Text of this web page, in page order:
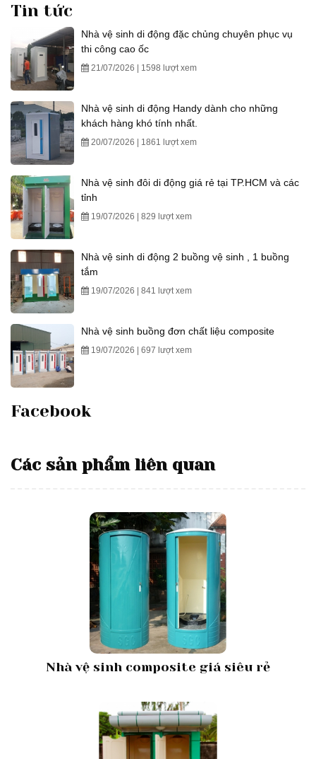
Tin tức
Nhà vệ sinh di động đặc chủng chuyên phục vụ
thi công cao ốc
21/07/2026 | 1598 lượt xem
Nhà vệ sinh di động Handy dành cho những
khách hàng khó tính nhất.
20/07/2026 | 1861 lượt xem
Nhà vệ sinh đôi di động giá rẻ tại TP.HCM và các
tỉnh
19/07/2026 | 829 lượt xem
Nhà vệ sinh di động 2 buồng vệ sinh , 1 buồng
tắm
19/07/2026 | 841 lượt xem
Nhà vệ sinh buồng đơn chất liệu composite
19/07/2026 | 697 lượt xem
Facebook
Các sản phẩm liên quan
Nhà vệ sinh composite giá siêu rẻ